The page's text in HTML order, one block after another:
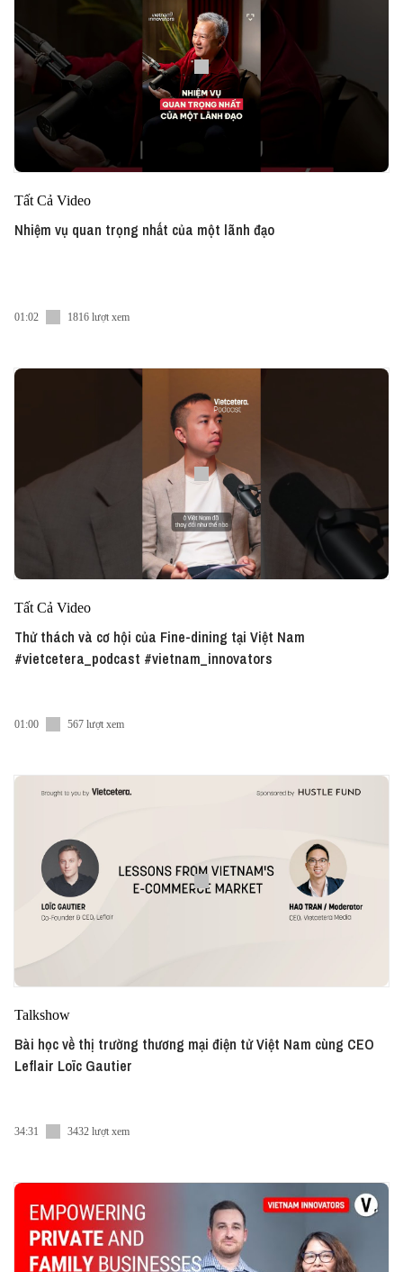
Tất Cả Video
Nhiệm vụ quan trọng nhất của một lãnh đạo
01:02 1816 lượt xem
Tất Cả Video
Thử thách và cơ hội của Fine-dining tại Việt Nam
#vietcetera_podcast #vietnam_innovators
01:00 567 lượt xem
Talkshow
Bài học về thị trường thương mại điện tử Việt Nam cùng CEO
Leflair Loïc Gautier
34:31 3432 lượt xem